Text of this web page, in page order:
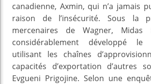
canadienne, Axmin, qui n’a jamais
raison de l’insécurité. Sous la
mercenaires de Wagner, Midas
considérablement développé
utilisant les chaînes
capacités d’exportation d’autres
Evgueni Prigojine. Selon une